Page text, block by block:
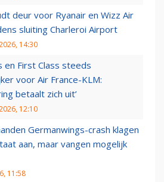
deur voor Ryanair en Wizz Air
sluiting Charleroi Airport
14:30
en First Class steeds
voor Air France-KLM:
betaalt zich uit’
12:10
Germanwings-crash klagen
aan, maar vangen mogelijk
11:58